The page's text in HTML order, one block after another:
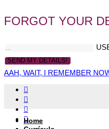
FORGOT YOUR
AAH, WAIT, I REMEMBER
Home